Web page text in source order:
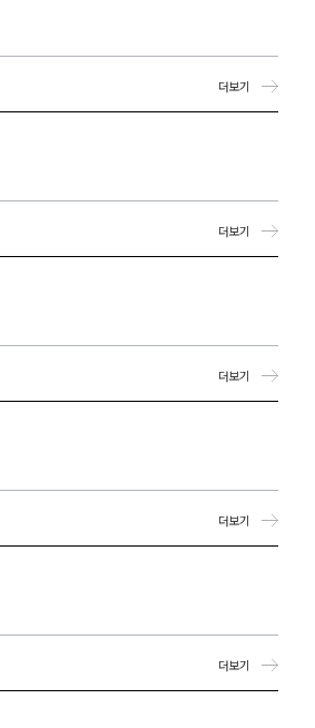
더보기
더보기
더보기
더보기
더보기